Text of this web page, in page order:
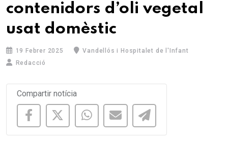
contenidors d’oli vegetal
usat domèstic
19 Febrer 2025
Vandellós i Hospitalet de l'Infant
Redacció
Compartir notícia